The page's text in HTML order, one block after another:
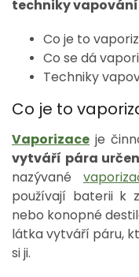
techniky
Co je to
Co se dá
Techniky
Co je to
Vaporizace je
vytváří pára
nazývané
používají baterii k
nebo konopné
látka vytváří páru,
si ji.